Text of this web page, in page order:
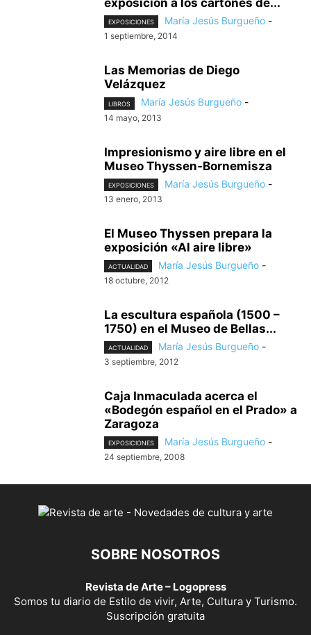
exposición a los cartones de...
EXPOSICIONES María Jesús Burgueño -
1 septiembre, 2014
Las Memorias de Diego
Velázquez
LIBROS María Jesús Burgueño -
14 mayo, 2013
Impresionismo y aire libre en el
Museo Thyssen‐Bornemisza
EXPOSICIONES María Jesús Burgueño -
13 enero, 2013
El Museo Thyssen prepara la
exposición «Al aire libre»
ACTUALIDAD María Jesús Burgueño -
18 octubre, 2012
La escultura española (1500 –
1750) en el Museo de Bellas...
ACTUALIDAD María Jesús Burgueño -
3 septiembre, 2012
Caja Inmaculada acerca el
«Bodegón español en el Prado» a
Zaragoza
EXPOSICIONES María Jesús Burgueño -
24 septiembre, 2008
SOBRE NOSOTROS
Revista de Arte – Logopress
Somos tu diario de Estilo de vivir, Arte, Cultura y Turismo.
Suscripción gratuita